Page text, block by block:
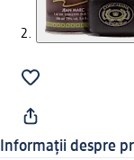
Informații despre